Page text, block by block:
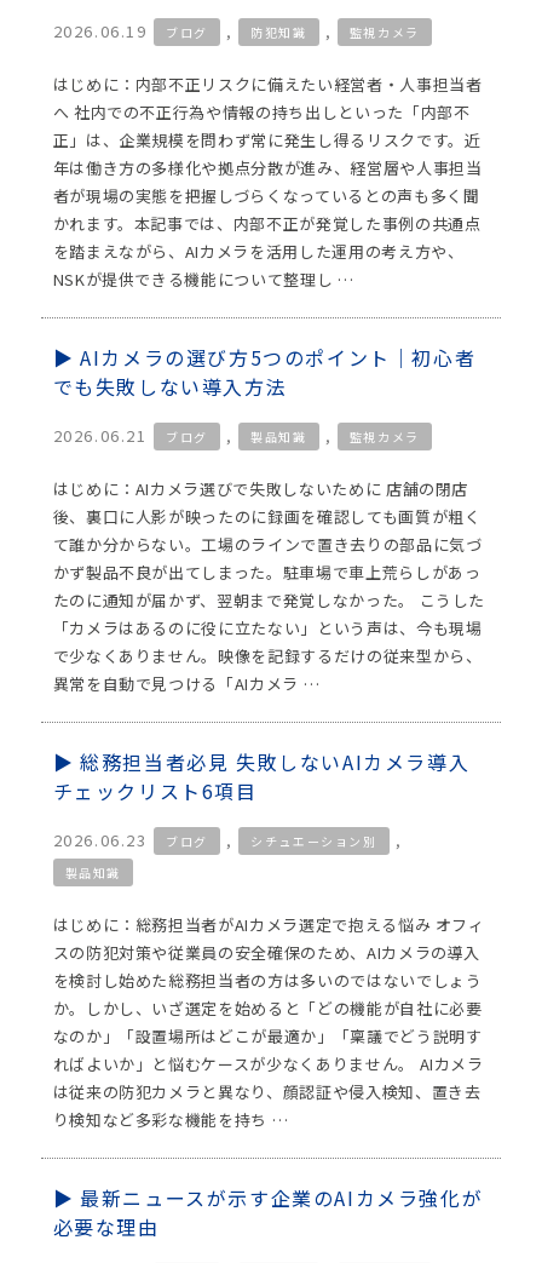
2026.06.19 ブログ , 防犯知識 , 監視カメラ
はじめに：内部不正リスクに備えたい経営者・人事担当者
へ 社内での不正行為や情報の持ち出しといった「内部不
正」は、企業規模を問わず常に発生し得るリスクです。近
年は働き方の多様化や拠点分散が進み、経営層や人事担当
者が現場の実態を把握しづらくなっているとの声も多く聞
かれます。本記事では、内部不正が発覚した事例の共通点
を踏まえながら、AIカメラを活用した運用の考え方や、
NSKが提供できる機能について整理し …
AIカメラの選び方5つのポイント｜初心者
でも失敗しない導入方法
2026.06.21 ブログ , 製品知識 , 監視カメラ
はじめに：AIカメラ選びで失敗しないために 店舗の閉店
後、裏口に人影が映ったのに録画を確認しても画質が粗く
て誰か分からない。工場のラインで置き去りの部品に気づ
かず製品不良が出てしまった。駐車場で車上荒らしがあっ
たのに通知が届かず、翌朝まで発覚しなかった。 こうした
「カメラはあるのに役に立たない」という声は、今も現場
で少なくありません。映像を記録するだけの従来型から、
異常を自動で見つける「AIカメラ …
総務担当者必見 失敗しないAIカメラ導入
チェックリスト6項目
2026.06.23 ブログ , シチュエーション別 ,
製品知識
はじめに：総務担当者がAIカメラ選定で抱える悩み オフィ
スの防犯対策や従業員の安全確保のため、AIカメラの導入
を検討し始めた総務担当者の方は多いのではないでしょう
か。しかし、いざ選定を始めると「どの機能が自社に必要
なのか」「設置場所はどこが最適か」「稟議でどう説明す
ればよいか」と悩むケースが少なくありません。 AIカメラ
は従来の防犯カメラと異なり、顔認証や侵入検知、置き去
り検知など多彩な機能を持ち …
最新ニュースが示す企業のAIカメラ強化が
必要な理由